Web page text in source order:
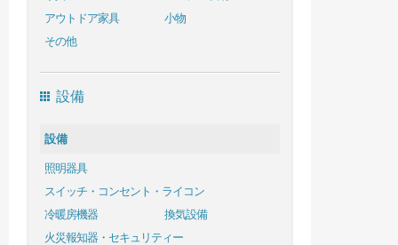
アウトドア家具
小物
その他
設備
設備
照明器具
スイッチ・コンセント・ライコン
冷暖房機器
換気設備
火災報知器・セキュリティー